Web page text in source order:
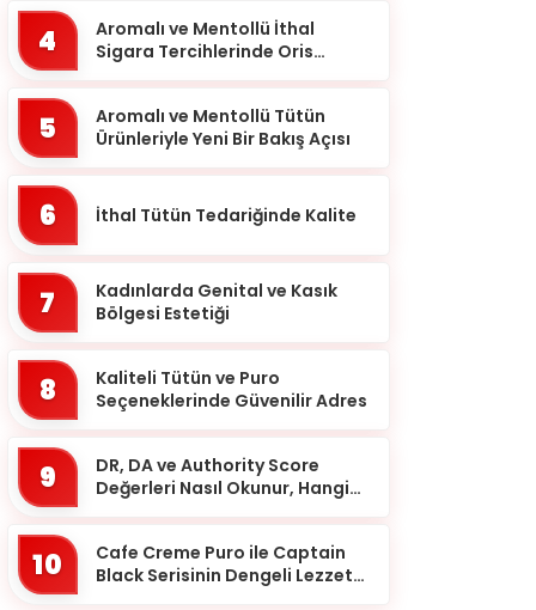
4
Aromalı ve Mentollü İthal
Sigara Tercihlerinde Oris
5
Aromalı ve Mentollü Tütün
Ürünleriyle Yeni Bir Bakış Açısı
6 İthal Tütün Tedariğinde Kalite
7
Kadınlarda Genital ve Kasık
Bölgesi Estetiği
8
Kaliteli Tütün ve Puro
Seçeneklerinde Güvenilir Adres
9
DR, DA ve Authority Score
Değerleri Nasıl Okunur, Hangi
10
Cafe Creme Puro ile Captain
Black Serisinin Dengeli Lezzet
Balıkesir
Bartın
Batman
Bayburt
Bilecik
Bingöl
Bitlis
Bolu
Bursa
Çankırı
Denizli
Diyarbakır